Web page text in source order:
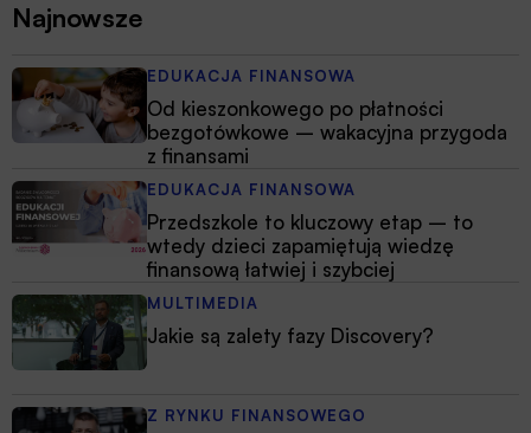
Najnowsze
EDUKACJA FINANSOWA
Od kieszonkowego po płatności
bezgotówkowe – wakacyjna przygoda
z finansami
EDUKACJA FINANSOWA
Przedszkole to kluczowy etap – to
wtedy dzieci zapamiętują wiedzę
finansową łatwiej i szybciej
MULTIMEDIA
Jakie są zalety fazy Discovery?
Z RYNKU FINANSOWEGO